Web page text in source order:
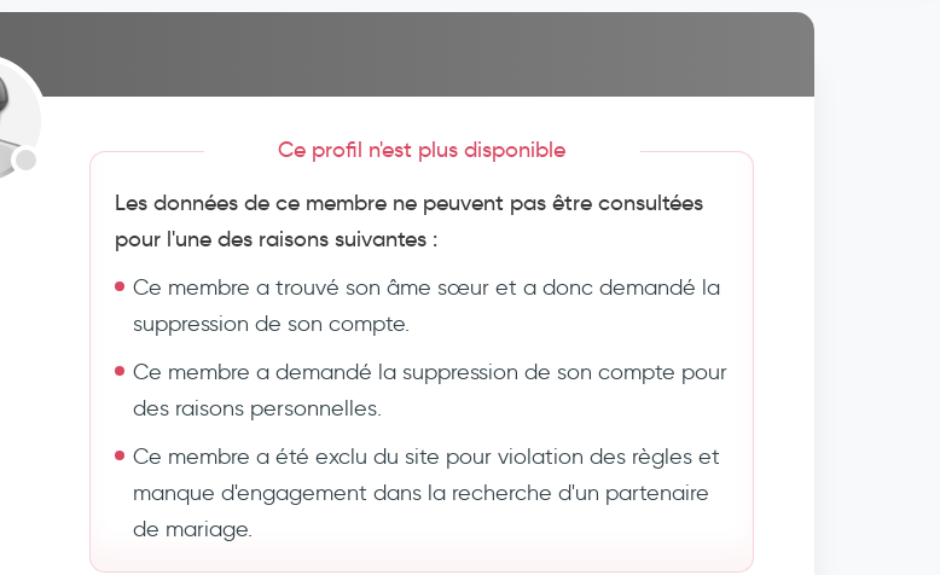
Ce profil n'est plus disponible
Les données de ce membre ne peuvent pas être consultées
pour l'une des raisons suivantes :
Ce membre a trouvé son âme sœur et a donc demandé la
suppression de son compte.
Ce membre a demandé la suppression de son compte pour
des raisons personnelles.
Ce membre a été exclu du site pour violation des règles et
manque d'engagement dans la recherche d'un partenaire
de mariage.